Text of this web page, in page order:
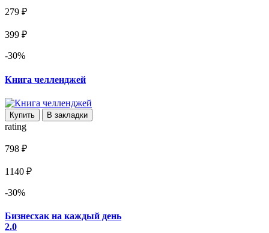
279 ₽
399 ₽
-30%
Книга челленджей
Купить В закладки
rating
798 ₽
1140 ₽
-30%
Бизнесхак на каждый день
2.0